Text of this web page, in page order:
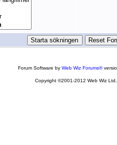
Forum Software byWeb Wiz Forums®
Copyright ©2001-2012 Web Wiz Ltd.